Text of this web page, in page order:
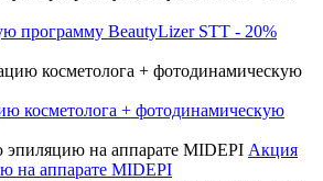
программу BeautyLizer STT - 20%
косметолога + фотодинамическую
Акция
на аппарате MIDEPI